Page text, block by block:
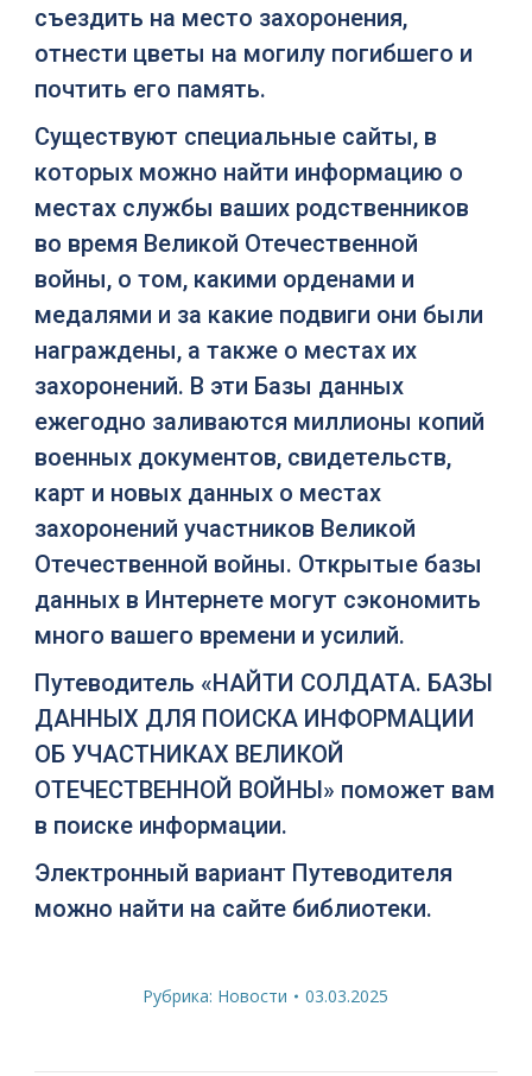
съездить на место захоронения,
отнести цветы на могилу погибшего и
почтить его память.
Существуют специальные сайты, в
которых можно найти информацию о
местах службы ваших родственников
во время Великой Отечественной
войны, о том, какими орденами и
медалями и за какие подвиги они были
награждены, а также о местах их
захоронений. В эти Базы данных
ежегодно заливаются миллионы копий
военных документов, свидетельств,
карт и новых данных о местах
захоронений участников Великой
Отечественной войны. Открытые базы
данных в Интернете могут сэкономить
много вашего времени и усилий.
Путеводитель «НАЙТИ СОЛДАТА. БАЗЫ
ДАННЫХ ДЛЯ ПОИСКА ИНФОРМАЦИИ
ОБ УЧАСТНИКАХ ВЕЛИКОЙ
ОТЕЧЕСТВЕННОЙ ВОЙНЫ» поможет вам
в поиске информации.
Электронный вариант Путеводителя
можно найти на сайте библиотеки.
Рубрика: Новости 03.03.2025